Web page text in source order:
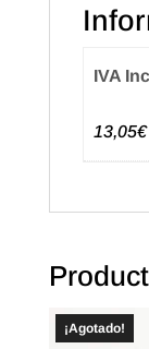
IVA
13,05€
¡Agotado!